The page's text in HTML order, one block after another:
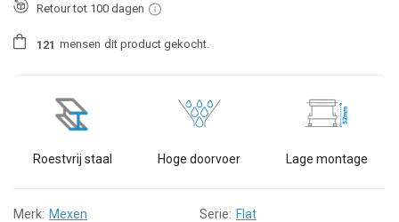
Retour tot 100 dagen
1 21 mensen dit product gekocht.
Roestvrij staal Hoge doorvoer Lage montage
Merk: Mexen Serie: Flat